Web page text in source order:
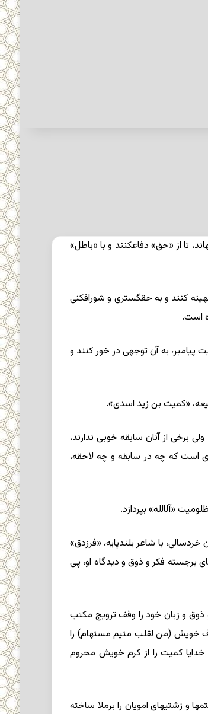
تا از «حق‏» دفاع‏کنند و با «باطل‏»
کنند و به حق‏گسترى و شورافکنى
است.
به آن توجهى در خور کنند و
«کمیت‏ بن زید اسدى‏».
برخى از آنان سابقه خوبى ندارند،
است که چه در سابقه و چه لاحقه،
با شاعر بلندپایه، «فرزدق‏»
برجسته فکر و ذوق و دیدگاه او، پى
ذوق و زبان خود را وقف ترویج مکتب
خویش (من لقلب متیم مستهام) را
خدایا کمیت را از کرم خویش محروم
زشتیهاى امویان را برملا ساخته